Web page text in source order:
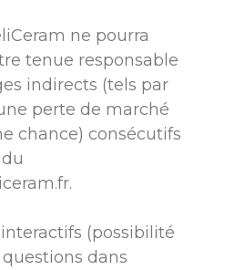
ne pourra
tenue responsable
indirects (tels par
perte de marché
chance) consécutifs
.
(possibilité
dans